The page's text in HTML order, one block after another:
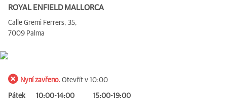
ROYAL ENFIELD MALLORCA
Calle Gremi Ferrers, 35,
7009 Palma
Nyní zavřeno. Otevřít v 10:00
Pátek 10:00-14:00
15:00-19:00